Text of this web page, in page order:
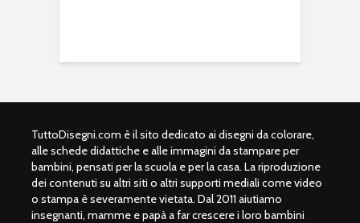
TuttoDisegni.com è il sito dedicato ai disegni da colorare,
alle schede didattiche e alle immagini da stampare per
bambini, pensati per la scuola e per la casa. La riproduzione
dei contenuti su altri siti o altri supporti mediali come video
o stampa è severamente vietata. Dal 2011 aiutiamo
insegnanti, mamme e papà a far crescere i loro bambini